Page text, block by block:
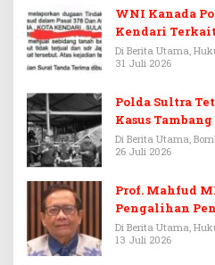
WNI Kanada
Kendari
Di Berita Utama,
31 Juli 2026
Polda Sultra
Kasus
Di Berita Utama,
26 Juli 2026
Prof. Mahfud
Pengalihan
Febrie
Di Berita Utama,
13 Juli 2026